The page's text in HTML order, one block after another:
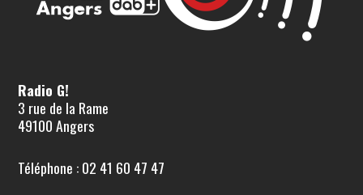
Radio G!
3 rue de la Rame
49100 Angers
Téléphone : 02 41 60 47 47